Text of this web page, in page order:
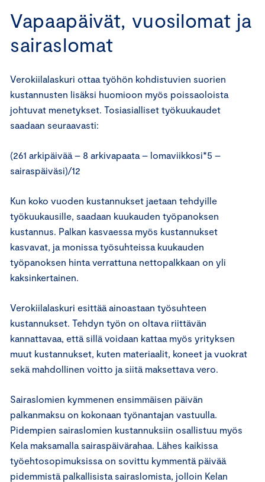
Vapaapäivät, vuosilomat ja
sairaslomat
Verokiilalaskuri ottaa työhön kohdistuvien suorien
kustannusten lisäksi huomioon myös poissaoloista
johtuvat menetykset. Tosiasialliset työkuukaudet
saadaan seuraavasti:
(261 arkipäivää – 8 arkivapaata – lomaviikkosi*5 –
sairaspäiväsi)/12
Kun koko vuoden kustannukset jaetaan tehdyille
työkuukausille, saadaan kuukauden työpanoksen
kustannus. Palkan kasvaessa myös kustannukset
kasvavat, ja monissa työsuhteissa kuukauden
työpanoksen hinta verrattuna nettopalkkaan on yli
kaksinkertainen.
Verokiilalaskuri esittää ainoastaan työsuhteen
kustannukset. Tehdyn työn on oltava riittävän
kannattavaa, että sillä voidaan kattaa myös yrityksen
muut kustannukset, kuten materiaalit, koneet ja vuokrat
sekä mahdollinen voitto ja siitä maksettava vero.
Sairaslomien kymmenen ensimmäisen päivän
palkanmaksu on kokonaan työnantajan vastuulla.
Pidempien sairaslomien kustannuksiin osallistuu myös
Kela maksamalla sairaspäivärahaa. Lähes kaikissa
työehtosopimuksissa on sovittu kymmentä päivää
pidemmistä palkallisista sairaslomista, jolloin Kelan